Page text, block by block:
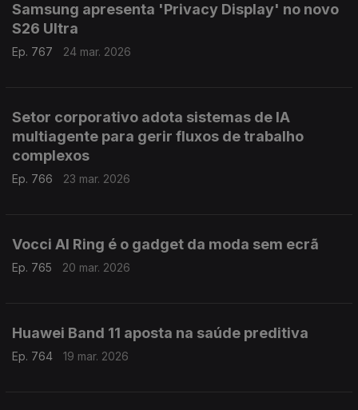
Samsung apresenta 'Privacy Display' no novo
S26 Ultra
Ep. 767 24 mar. 2026
Setor corporativo adota sistemas de IA
multiagente para gerir fluxos de trabalho
complexos
Ep. 766 23 mar. 2026
Vocci AI Ring é o gadget da moda sem ecrã
Ep. 765 20 mar. 2026
Huawei Band 11 aposta na saúde preditiva
Ep. 764 19 mar. 2026